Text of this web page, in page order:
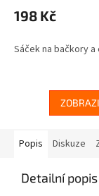
198 Kč
Sáček na bačkory
Popis Diskuze
Detailní